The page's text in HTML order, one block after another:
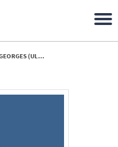
(ULIÈGE)